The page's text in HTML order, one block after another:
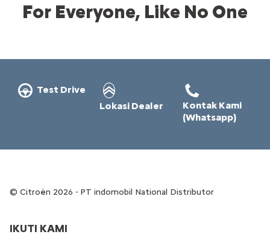
For Everyone, Like No One
Test Drive
Lokasi Dealer
Kontak Kami
(Whatsapp)
IKUTI KAMI
Citroën 2026 - PT indomobil National Distributor